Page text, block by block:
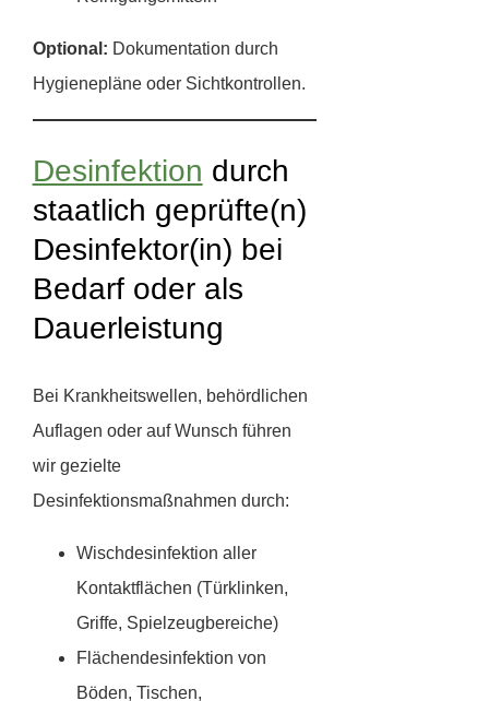
Optional: Dokumentation durch
Hygienepläne oder Sichtkontrollen.
Desinfektion durch
staatlich geprüfte(n)
Desinfektor(in) bei
Bedarf oder als
Dauerleistung
Bei Krankheitswellen, behördlichen
Auflagen oder auf Wunsch führen
wir gezielte
Desinfektionsmaßnahmen durch:
Wischdesinfektion aller
Kontaktflächen (Türklinken,
Griffe, Spielzeugbereiche)
Flächendesinfektion von
Böden, Tischen,